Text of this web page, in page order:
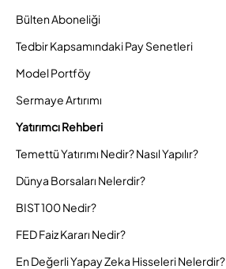
Bülten Aboneliği
Tedbir Kapsamındaki Pay Senetleri
Model Portföy
Sermaye Artırımı
Yatırımcı Rehberi
Temettü Yatırımı Nedir? Nasıl Yapılır?
Dünya Borsaları Nelerdir?
BIST 100 Nedir?
FED Faiz Kararı Nedir?
En Değerli Yapay Zeka Hisseleri Nelerdir?